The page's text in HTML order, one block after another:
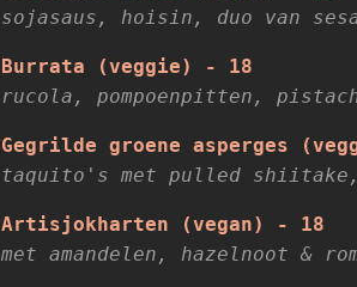
sojasaus, hoisin, duo van
Burrata (veggie) - 18
rucola, pompoenpitten,
Gegrilde groene asperges
taquito's met pulled
Artisjokharten (vegan) - 18
met amandelen, hazelnoot &